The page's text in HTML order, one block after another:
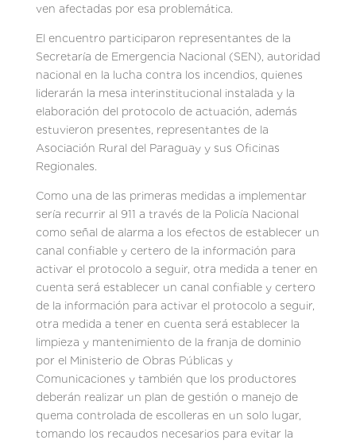
ven afectadas por esa problemática.
El encuentro participaron representantes de la
Secretaría de Emergencia Nacional (SEN), autoridad
nacional en la lucha contra los incendios, quienes
liderarán la mesa interinstitucional instalada y la
elaboración del protocolo de actuación, además
estuvieron presentes, representantes de la
Asociación Rural del Paraguay y sus Oficinas
Regionales.
Como una de las primeras medidas a implementar
sería recurrir al 911 a través de la Policía Nacional
como señal de alarma a los efectos de establecer un
canal confiable y certero de la información para
activar el protocolo a seguir, otra medida a tener en
cuenta será establecer un canal confiable y certero
de la información para activar el protocolo a seguir,
otra medida a tener en cuenta será establecer la
limpieza y mantenimiento de la franja de dominio
por el Ministerio de Obras Públicas y
Comunicaciones y también que los productores
deberán realizar un plan de gestión o manejo de
quema controlada de escolleras en un solo lugar,
tomando los recaudos necesarios para evitar la